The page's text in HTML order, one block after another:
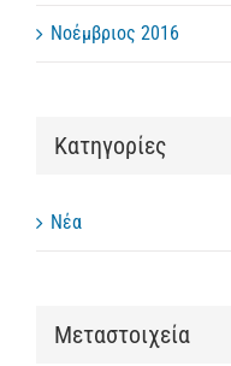
Νοέμβριος 2016
Kατηγορίες
Νέα
Μεταστοιχεία